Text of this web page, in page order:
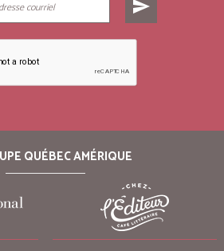
send
QUÉBEC AMÉRIQUE